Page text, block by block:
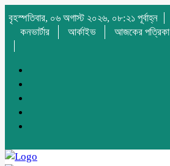
বৃহস্পতিবার, ০৬ অগাস্ট ২০২৬, ০৮:২১ পূর্বাহ্ন
কনভার্টার
আর্কাইভ আজকের পত্রিকা